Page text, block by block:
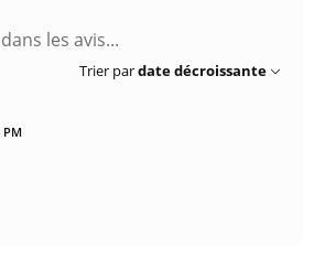
Trier pardate décroissante
PM